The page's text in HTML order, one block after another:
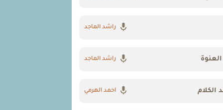
راشد الماجد
راشد الماجد
الكلام احمد الهرمي